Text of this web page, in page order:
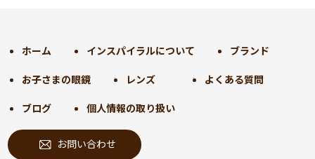
2024年9月(30)
2024年7月(31)
2024年6月(30)
2024年5月
2024年4月 (32)
ホーム インスパイラルについて ブランド
お子さまの眼鏡 レンズ よくある質問
ブログ 個人情報の取り扱い
お問い合わせ